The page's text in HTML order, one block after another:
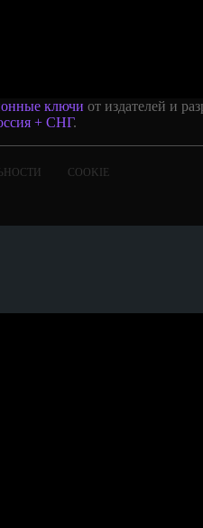
ключи от издателей и
+ СНГ.
COOKIE